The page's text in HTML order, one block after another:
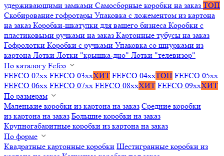
удерживающими замками Самосборные коробки на заказ ТОП
Скобирование гофротары Упаковка с ложементом из картона
на заказ Коробки-шкатулки для вашего бизнеса Коробки с
пластиковыми ручками на заказ Картонные тубусы на заказ
Гофролотки Коробки с ручками Упаковка со шнурками из
картона Лотки Лотки "крышка-дно" Лотки "телевизор"
По каталогу Fefco
FEFCO 02xx FEFCO 03xxХИТ FEFCO 04xxТОП FEFCO 05xx
FEFCO 06xx FEFCO 07xx FEFCO 08xxХИТ FEFCO 09xxХИТ
По размерам
Маленькие коробки из картона на заказ Средние коробки
из картона на заказ Большие коробки на заказ
Крупногабаритные коробки из картона на заказ
По форме
Квадратные картонные коробки Шестигранные коробки из